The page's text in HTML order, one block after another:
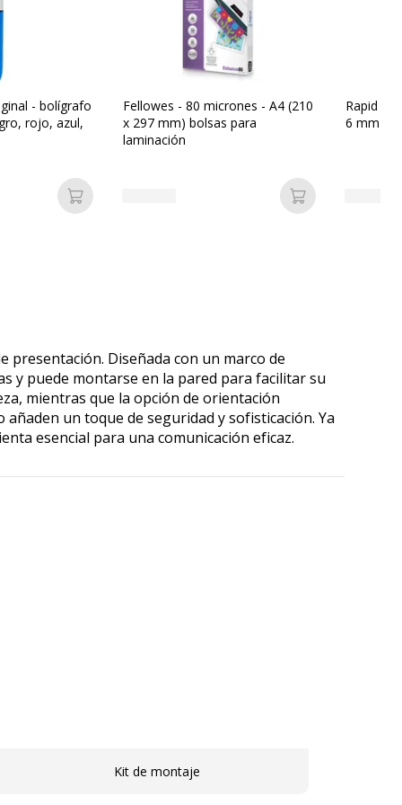
- bolígrafo
rojo, azul,
Añadir a la cesta
Fellowes - 80 micrones - A4 (210
x 297 mm) bolsas para
laminación
Añadir a la
Rapid
6 mm -
presentación. Diseñada con un marco de
y puede montarse en la pared para facilitar su
mientras que la opción de orientación
un toque de seguridad y sofisticación. Ya
esencial para una comunicación eficaz.
Kit de montaje